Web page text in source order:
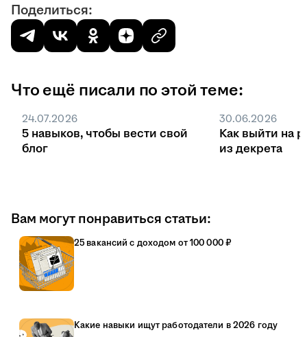
Поделиться:
Что ещё писали по этой теме:
24.07.2026
5 навыков, чтобы вести свой
блог
30.06.2026
Как выйти на
из декрета
Вам могут понравиться статьи:
25 вакансий с доходом от 100 000 ₽
Какие навыки ищут работодатели в 2026 году